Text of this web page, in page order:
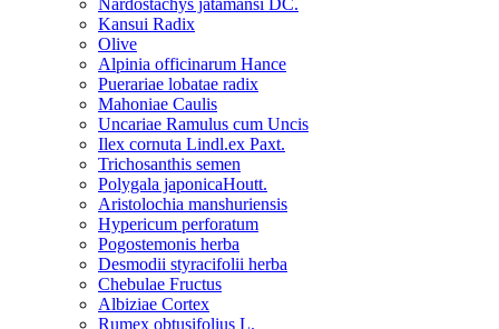
Nardostachys jatamansi DC.
Kansui Radix
Olive
Alpinia officinarum Hance
Puerariae lobatae radix
Mahoniae Caulis
Uncariae Ramulus cum Uncis
Ilex cornuta Lindl.ex Paxt.
Trichosanthis semen
Polygala japonicaHoutt.
Aristolochia manshuriensis
Hypericum perforatum
Pogostemonis herba
Desmodii styracifolii herba
Chebulae Fructus
Albiziae Cortex
Rumex obtusifolius L.